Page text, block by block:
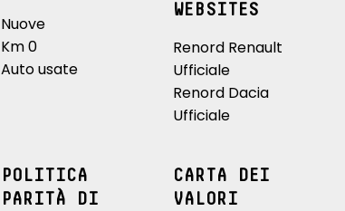
Nuove
Km 0
Auto usate
WEBSITES
Renord Renault
Ufficiale
Renord Dacia
Ufficiale
POLITICA
PARITÀ DI
CARTA DEI
VALORI